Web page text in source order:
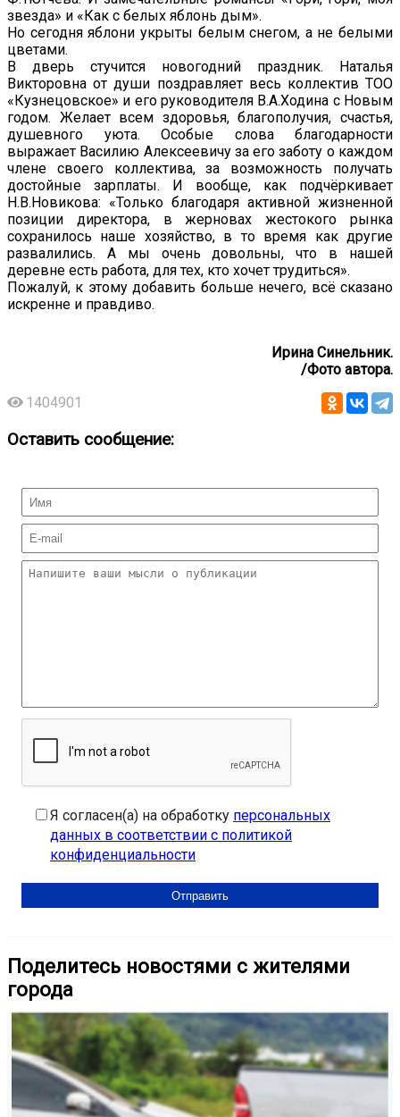
звезда» и «Как с белых яблонь дым».
Но сегодня яблони укрыты белым снегом, а не белыми
цветами.
В дверь стучится новогодний праздник. Наталья
Викторовна от души поздравляет весь коллектив ТОО
«Кузнецовское» и его руководителя В.А.Ходина с Новым
годом. Желает всем здоровья, благополучия, счастья,
душевного уюта. Особые слова благодарности
выражает Василию Алексеевичу за его заботу о каждом
члене своего коллектива, за возможность получать
достойные зарплаты. И вообще, как подчёркивает
Н.В.Новикова: «Только благодаря активной жизненной
позиции директора, в жерновах жестокого рынка
сохранилось наше хозяйство, в то время как другие
развалились. А мы очень довольны, что в нашей
деревне есть работа, для тех, кто хочет трудиться».
Пожалуй, к этому добавить больше нечего, всё сказано
искренне и правдиво.
Ирина Синельник.
/Фото автора.
1404901
Оставить сообщение:
Я согласен(а) на обработку персональных
данных в соответствии с политикой
конфиденциальности
Поделитесь новостями с жителями
города